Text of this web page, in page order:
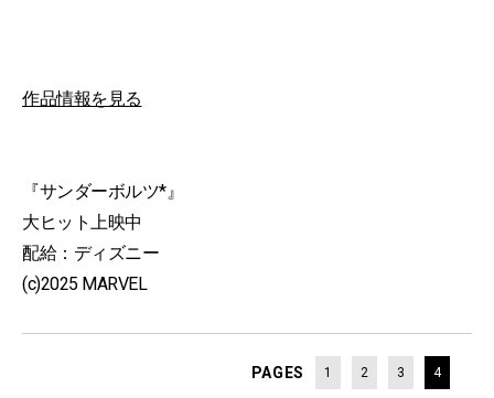
作品情報を見る
『サンダーボルツ*』
大ヒット上映中
配給：ディズニー
(c)2025 MARVEL
PAGES 1 2 3 4